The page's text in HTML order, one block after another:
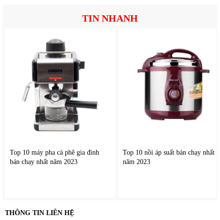
TIN NHANH
Top 10 máy pha cà phê gia đình
bán chạy nhất năm 2023
Top 10 nồi áp suất bán chạy nhất
năm 2023
THÔNG TIN LIÊN HỆ